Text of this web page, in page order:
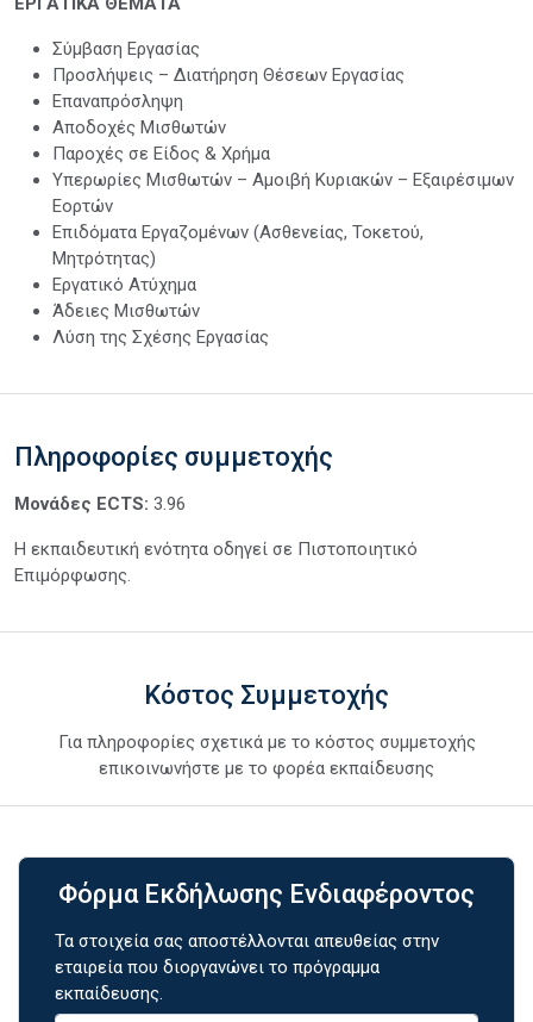
Σύμβαση Εργασίας
Προσλήψεις – Διατήρηση Θέσεων Εργασίας
Επαναπρόσληψη
Αποδοχές Μισθωτών
Παροχές σε Είδος & Χρήμα
Υπερωρίες Μισθωτών – Αμοιβή Κυριακών – Εξαιρέσιμων
Εορτών
Επιδόματα Εργαζομένων (Ασθενείας, Τοκετού,
Μητρότητας)
Εργατικό Ατύχημα
Άδειες Μισθωτών
Λύση της Σχέσης Εργασίας
Πληροφορίες συμμετοχής
Μονάδες ECTS: 3.96
Η εκπαιδευτική ενότητα οδηγεί σε Πιστοποιητικό
Επιμόρφωσης.
Κόστος Συμμετοχής
Για πληροφορίες σχετικά με το κόστος συμμετοχής
επικοινωνήστε με το φορέα εκπαίδευσης
Φόρμα Εκδήλωσης Ενδιαφέροντος
Τα στοιχεία σας αποστέλλονται απευθείας στην
εταιρεία που διοργανώνει το πρόγραμμα
εκπαίδευσης.